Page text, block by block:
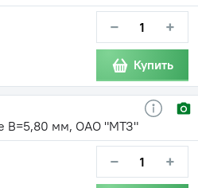
− +
Купить
В=5,80 мм, ОАО "МТЗ"
− +